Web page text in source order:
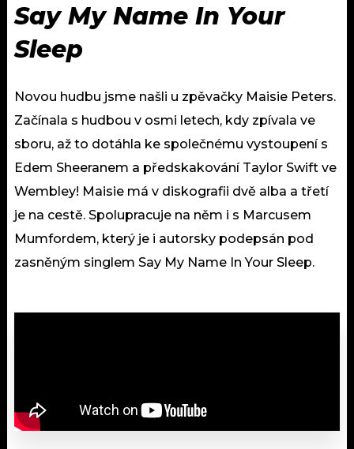
Say My Name In Your
Sleep
Novou hudbu jsme našli u zpěvačky Maisie Peters.
Začínala s hudbou v osmi letech, kdy zpívala ve
sboru, až to dotáhla ke společnému vystoupení s
Edem Sheeranem a předskakování Taylor Swift ve
Wembley! Maisie má v diskografii dvě alba a třetí
je na cestě. Spolupracuje na něm i s Marcusem
Mumfordem, který je i autorsky podepsán pod
zasněným singlem Say My Name In Your Sleep.